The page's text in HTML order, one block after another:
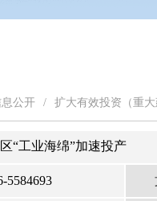
公开 / 扩大有效投资（重
“工业海绵”加速投产
5584693